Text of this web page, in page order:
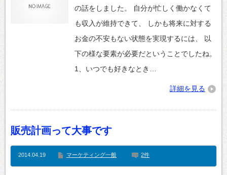
の話をしました。 自分が忙しく働かなくて
も収入が維持できて、 しかも将来に対する
お金の不安もない状態を実現するには、 以
下の様な要素が必要だということでしたね。
1、いつでも好きなとき…
詳細を見る
販売計画って大事です
2014.04.19 マーケティング一般 2件